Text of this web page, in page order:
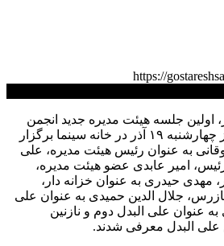
https://
اولین جلسه هیئت مدیره جدید انجمن
صنفی عکاسان سینما روز چهارشنبه ۱۹ آذر در خانه سینما برگزار
به عنوان رئیس هیئت مدیره، علی
امیر عابدی عضو هیئت مدیره،
مهدی حیدری به عنوان خزانه دار،
جلال الدین حمیدی به عنوان علی
به عنوان علی البدل دوم و نازنین
علی البدل معرفی شدند.